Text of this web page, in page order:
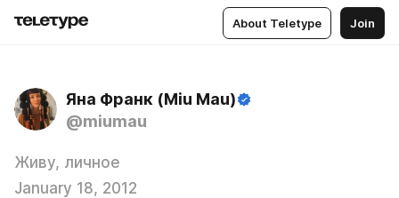
About Teletype Join
Яна Франк (Miu Mau)
@miumau
Живу, личное
January 18, 2012